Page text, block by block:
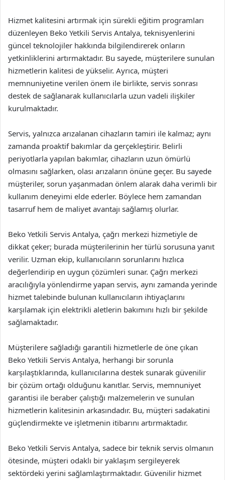
Hizmet kalitesini artırmak için sürekli eğitim programları
düzenleyen Beko Yetkili Servis Antalya, teknisyenlerini
güncel teknolojiler hakkında bilgilendirerek onların
yetkinliklerini artırmaktadır. Bu sayede, müşterilere sunulan
hizmetlerin kalitesi de yükselir. Ayrıca, müşteri
memnuniyetine verilen önem ile birlikte, servis sonrası
destek de sağlanarak kullanıcılarla uzun vadeli ilişkiler
kurulmaktadır.
Servis, yalnızca arızalanan cihazların tamiri ile kalmaz; aynı
zamanda proaktif bakımlar da gerçekleştirir. Belirli
periyotlarla yapılan bakımlar, cihazların uzun ömürlü
olmasını sağlarken, olası arızaların önüne geçer. Bu sayede
müşteriler, sorun yaşanmadan önlem alarak daha verimli bir
kullanım deneyimi elde ederler. Böylece hem zamandan
tasarruf hem de maliyet avantajı sağlamış olurlar.
Beko Yetkili Servis Antalya, çağrı merkezi hizmetiyle de
dikkat çeker; burada müşterilerinin her türlü sorusuna yanıt
verilir. Uzman ekip, kullanıcıların sorunlarını hızlıca
değerlendirip en uygun çözümleri sunar. Çağrı merkezi
aracılığıyla yönlendirme yapan servis, aynı zamanda yerinde
hizmet talebinde bulunan kullanıcıların ihtiyaçlarını
karşılamak için elektrikli aletlerin bakımını hızlı bir şekilde
sağlamaktadır.
Müşterilere sağladığı garantili hizmetlerle de öne çıkan
Beko Yetkili Servis Antalya, herhangi bir sorunla
karşılaştıklarında, kullanıcılarına destek sunarak güvenilir
bir çözüm ortağı olduğunu kanıtlar. Servis, memnuniyet
garantisi ile beraber çalıştığı malzemelerin ve sunulan
hizmetlerin kalitesinin arkasındadır. Bu, müşteri sadakatini
güçlendirmekte ve işletmenin itibarını artırmaktadır.
Beko Yetkili Servis Antalya, sadece bir teknik servis olmanın
ötesinde, müşteri odaklı bir yaklaşım sergileyerek
sektördeki yerini sağlamlaştırmaktadır. Güvenilir hizmet